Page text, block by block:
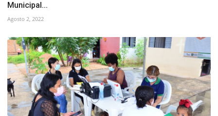
Municipal...
Agosto 2, 2022